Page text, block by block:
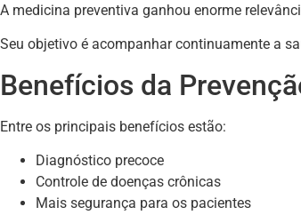
A medicina preventiva ganhou enorme
Seu objetivo é acompanhar continuamente a
Benefícios da
Entre os principais benefícios estão:
Diagnóstico precoce
Controle de doenças crônicas
Mais segurança para os pacientes